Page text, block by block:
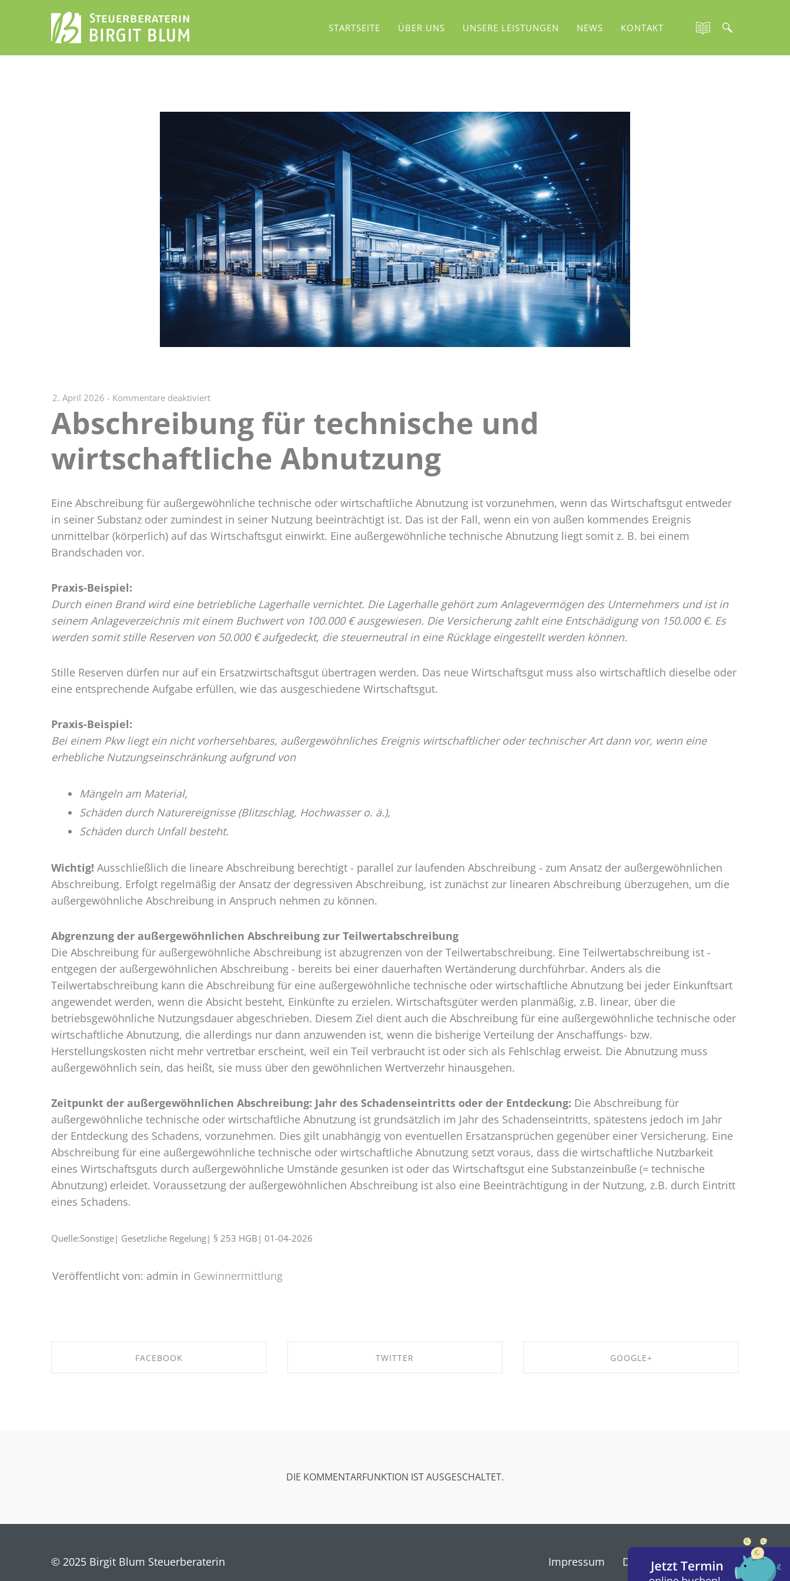
STARTSEITE ÜBER UNS UNSERE LEISTUNGEN NEWS KONTAKT
2. April 2026 - Kommentare deaktiviertfür
Abschreibung
für
technische
und
wirtschaftliche
Abschreibung für technische und
wirtschaftliche Abnutzung
Eine Abschreibung für außergewöhnliche technische oder wirtschaftliche Abnutzung ist vorzunehmen, wenn das Wirtschaftsgut entweder
in seiner Substanz oder zumindest in seiner Nutzung beeinträchtigt ist. Das ist der Fall, wenn ein von außen kommendes Ereignis
unmittelbar (körperlich) auf das Wirtschaftsgut einwirkt. Eine außergewöhnliche technische Abnutzung liegt somit z. B. bei einem
Brandschaden vor.
Praxis-Beispiel:
Durch einen Brand wird eine betriebliche Lagerhalle vernichtet. Die Lagerhalle gehört zum Anlagevermögen des Unternehmers und ist in
seinem Anlageverzeichnis mit einem Buchwert von 100.000 € ausgewiesen. Die Versicherung zahlt eine Entschädigung von 150.000 €. Es
werden somit stille Reserven von 50.000 € aufgedeckt, die steuerneutral in eine Rücklage eingestellt werden können.
Stille Reserven dürfen nur auf ein Ersatzwirtschaftsgut übertragen werden. Das neue Wirtschaftsgut muss also wirtschaftlich dieselbe oder
eine entsprechende Aufgabe erfüllen, wie das ausgeschiedene Wirtschaftsgut.
Praxis-Beispiel:
Bei einem Pkw liegt ein nicht vorhersehbares, außergewöhnliches Ereignis wirtschaftlicher oder technischer Art dann vor, wenn eine
erhebliche Nutzungseinschränkung aufgrund von
Mängeln am Material,
Schäden durch Naturereignisse (Blitzschlag, Hochwasser o. ä.),
Schäden durch Unfall besteht.
Wichtig! Ausschließlich die lineare Abschreibung berechtigt - parallel zur laufenden Abschreibung - zum Ansatz der außergewöhnlichen
Abschreibung. Erfolgt regelmäßig der Ansatz der degressiven Abschreibung, ist zunächst zur linearen Abschreibung überzugehen, um die
außergewöhnliche Abschreibung in Anspruch nehmen zu können.
Abgrenzung der außergewöhnlichen Abschreibung zur Teilwertabschreibung
Die Abschreibung für außergewöhnliche Abschreibung ist abzugrenzen von der Teilwertabschreibung. Eine Teilwertabschreibung ist -
entgegen der außergewöhnlichen Abschreibung - bereits bei einer dauerhaften Wertänderung durchführbar. Anders als die
Teilwertabschreibung kann die Abschreibung für eine außergewöhnliche technische oder wirtschaftliche Abnutzung bei jeder Einkunftsart
angewendet werden, wenn die Absicht besteht, Einkünfte zu erzielen. Wirtschaftsgüter werden planmäßig, z.B. linear, über die
betriebsgewöhnliche Nutzungsdauer abgeschrieben. Diesem Ziel dient auch die Abschreibung für eine außergewöhnliche technische oder
wirtschaftliche Abnutzung, die allerdings nur dann anzuwenden ist, wenn die bisherige Verteilung der Anschaffungs- bzw.
Herstellungskosten nicht mehr vertretbar erscheint, weil ein Teil verbraucht ist oder sich als Fehlschlag erweist. Die Abnutzung muss
außergewöhnlich sein, das heißt, sie muss über den gewöhnlichen Wertverzehr hinausgehen.
Zeitpunkt der außergewöhnlichen Abschreibung: Jahr des Schadenseintritts oder der Entdeckung: Die Abschreibung für
außergewöhnliche technische oder wirtschaftliche Abnutzung ist grundsätzlich im Jahr des Schadenseintritts, spätestens jedoch im Jahr
der Entdeckung des Schadens, vorzunehmen. Dies gilt unabhängig von eventuellen Ersatzansprüchen gegenüber einer Versicherung. Eine
Abschreibung für eine außergewöhnliche technische oder wirtschaftliche Abnutzung setzt voraus, dass die wirtschaftliche Nutzbarkeit
eines Wirtschaftsguts durch außergewöhnliche Umstände gesunken ist oder das Wirtschaftsgut eine Substanzeinbuße (= technische
Abnutzung) erleidet. Voraussetzung der außergewöhnlichen Abschreibung ist also eine Beeinträchtigung in der Nutzung, z.B. durch Eintritt
eines Schadens.
Quelle:Sonstige| Gesetzliche Regelung| § 253 HGB| 01-04-2026
Veröffentlicht von: admin in Gewinnermittlung
FACEBOOK TWITTER GOOGLE+
DIE KOMMENTARFUNKTION IST AUSGESCHALTET.
© 2025 Birgit Blum Steuerberaterin Impressum Datenschutz Kontakt